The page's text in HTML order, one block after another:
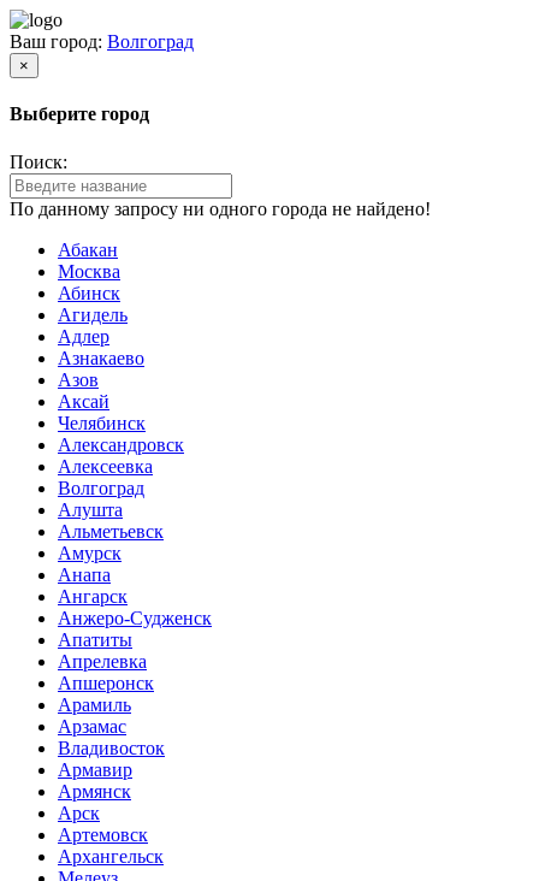
Ваш город: Волгоград
×
Выберите город
Поиск:
По данному запросу ни одного города не найдено!
Абакан
Москва
Абинск
Агидель
Адлер
Азнакаево
Азов
Аксай
Челябинск
Александровск
Алексеевка
Волгоград
Алушта
Альметьевск
Амурск
Анапа
Ангарск
Анжеро-Судженск
Апатиты
Апрелевка
Апшеронск
Арамиль
Арзамас
Владивосток
Армавир
Армянск
Арск
Артемовск
Архангельск